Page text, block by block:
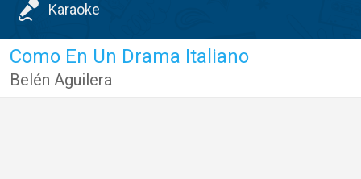
Karaoke
Como En Un Drama Italiano
Belén Aguilera